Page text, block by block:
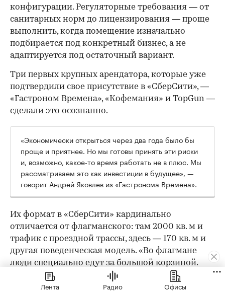
конфигурации. Регуляторные требования — от
санитарных норм до лицензирования — проще
выполнить, когда помещение изначально
подбирается под конкретный бизнес, а не
адаптируется под остаточный вариант.
Три первых крупных арендатора, которые уже
подтвердили свое присутствие в «СберСити», —
«Гастроном Времена», «Кофемания» и TopGun —
сделали это осознанно.
«Экономически открыться через два года было бы
проще и приятнее. Но мы готовы принять эти риски
и, возможно, какое-то время работать не в плюс. Мы
рассматриваем это как инвестиции в будущее», —
говорит Андрей Яковлев из «Гастронома Времена».
Их формат в «СберСити» кардинально
отличается от флагманского: там 2000 кв. м и
трафик с проездной трассы, здесь — 170 кв. м и
другая поведенческая модель. «Во флагмане
люди специально едут за большой корзиной.
Тут — докупить хлеб или молоко по пути с
работы», — объясняет он. По уровню дохода
Лента Радио Офисы